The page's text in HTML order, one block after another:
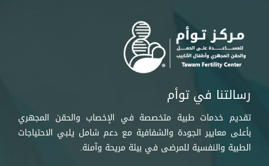
رسالتنا في توأم
تقديم خدمات طبية متخصصة في الإخصاب والحقن المجهري
بأعلى معايير الجودة والشفافية مع دعم شامل يلبي الاحتياجات
الطبية والنفسية للمرضى في بيئة مريحة وآمنة.